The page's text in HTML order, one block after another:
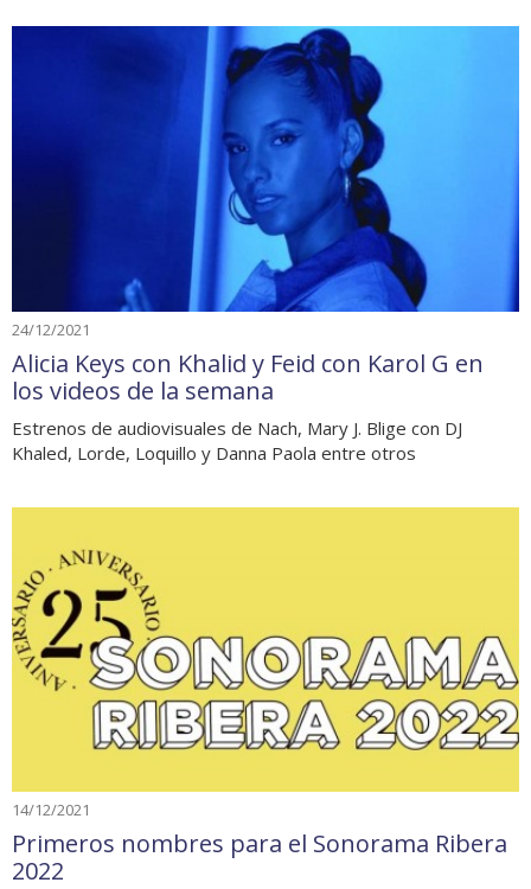
24/12/2021
Alicia Keys con Khalid y Feid con Karol G en
los videos de la semana
Estrenos de audiovisuales de Nach, Mary J. Blige con DJ
Khaled, Lorde, Loquillo y Danna Paola entre otros
14/12/2021
Primeros nombres para el Sonorama Ribera
2022